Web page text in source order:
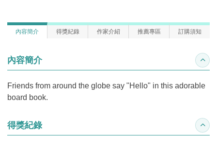
內容簡介 得獎紀錄 作家介紹 推薦專區 訂購須知
內容簡介 收合
Friends from around the globe say "Hello" in this adorable
board book.
得獎紀錄 收合